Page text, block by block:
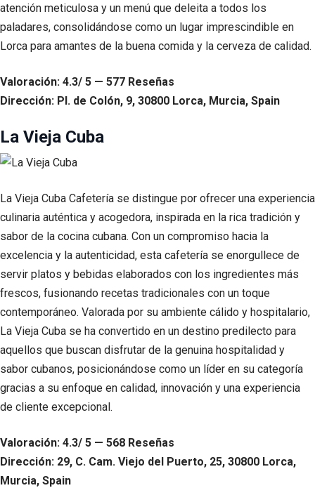
atención meticulosa y un menú que deleita a todos los
paladares, consolidándose como un lugar imprescindible en
Lorca para amantes de la buena comida y la cerveza de calidad.
Valoración: 4.3/ 5 — 577 Reseñas
Dirección: Pl. de Colón, 9, 30800 Lorca, Murcia, Spain
La Vieja Cuba
La Vieja Cuba Cafetería se distingue por ofrecer una experiencia
culinaria auténtica y acogedora, inspirada en la rica tradición y
sabor de la cocina cubana. Con un compromiso hacia la
excelencia y la autenticidad, esta cafetería se enorgullece de
servir platos y bebidas elaborados con los ingredientes más
frescos, fusionando recetas tradicionales con un toque
contemporáneo. Valorada por su ambiente cálido y hospitalario,
La Vieja Cuba se ha convertido en un destino predilecto para
aquellos que buscan disfrutar de la genuina hospitalidad y
sabor cubanos, posicionándose como un líder en su categoría
gracias a su enfoque en calidad, innovación y una experiencia
de cliente excepcional.
Valoración: 4.3/ 5 — 568 Reseñas
Dirección: 29, C. Cam. Viejo del Puerto, 25, 30800 Lorca,
Murcia, Spain